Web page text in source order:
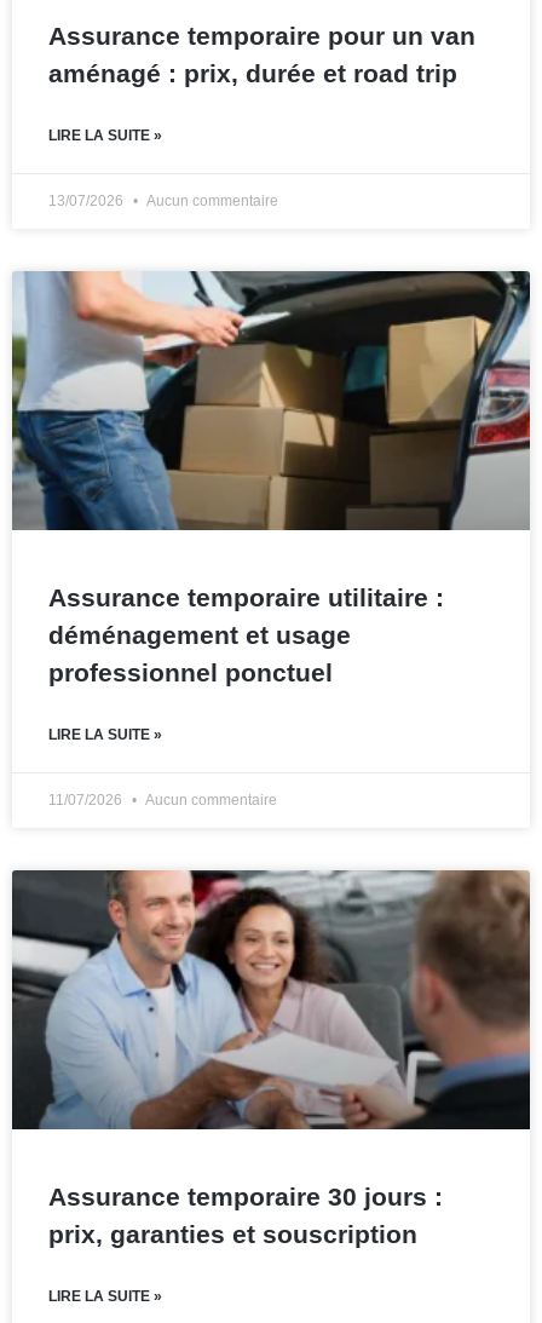
Assurance temporaire pour un van
aménagé : prix, durée et road trip
LIRE LA SUITE »
13/07/2026 Aucun commentaire
Assurance temporaire utilitaire :
déménagement et usage
professionnel ponctuel
LIRE LA SUITE »
11/07/2026 Aucun commentaire
Assurance temporaire 30 jours :
prix, garanties et souscription
LIRE LA SUITE »